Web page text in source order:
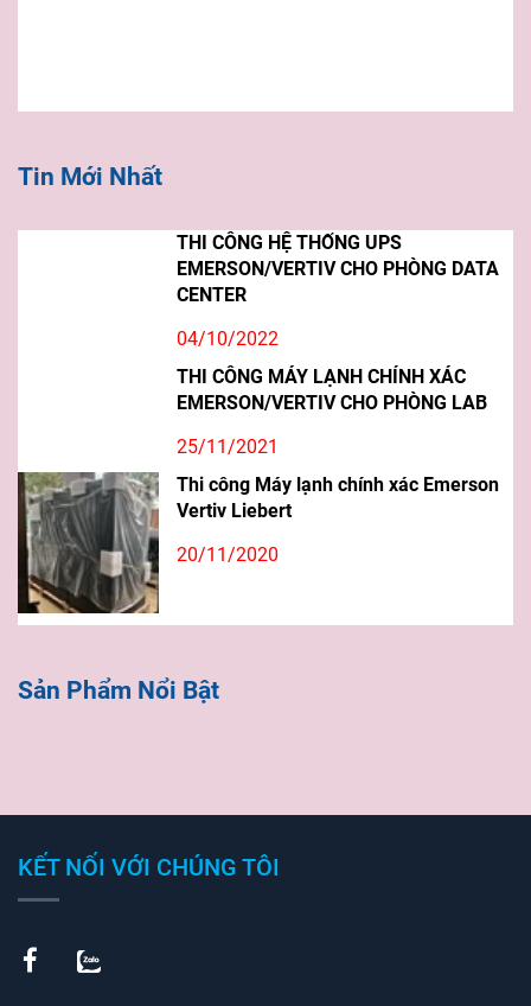
Tin Mới Nhất
THI CÔNG HỆ THỐNG UPS
EMERSON/VERTIV CHO PHÒNG DATA
CENTER
04/10/2022
THI CÔNG MÁY LẠNH CHÍNH XÁC
EMERSON/VERTIV CHO PHÒNG LAB
25/11/2021
Thi công Máy lạnh chính xác Emerson
Vertiv Liebert
20/11/2020
Sản Phẩm Nổi Bật
KẾT NỐI VỚI CHÚNG TÔI